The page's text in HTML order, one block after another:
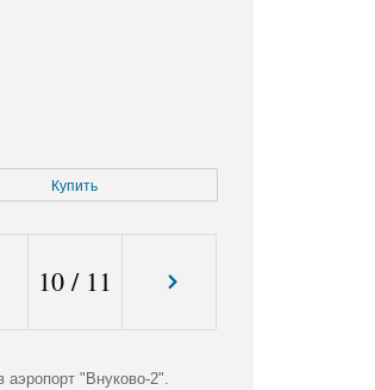
Купить
10/ 11
аэропорт "Внуково-2".